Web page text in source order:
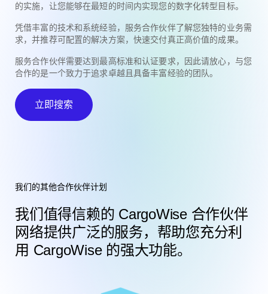
的实施，让您能够在最短的时间内实现您的数字化转型目标。
凭借丰富的技术和系统经验，服务合作伙伴了解您独特的业务需
求，并推荐可配置的解决方案，快速交付真正高价值的成果。
服务合作伙伴需要达到最高标准和认证要求，因此请放心，与您
合作的是一个致力于追求卓越且具备丰富经验的团队。
立即搜索
我们的其他合作伙伴计划
我们值得信赖的 CargoWise 合作伙伴
网络提供广泛的服务，帮助您充分利
用 CargoWise 的强大功能。